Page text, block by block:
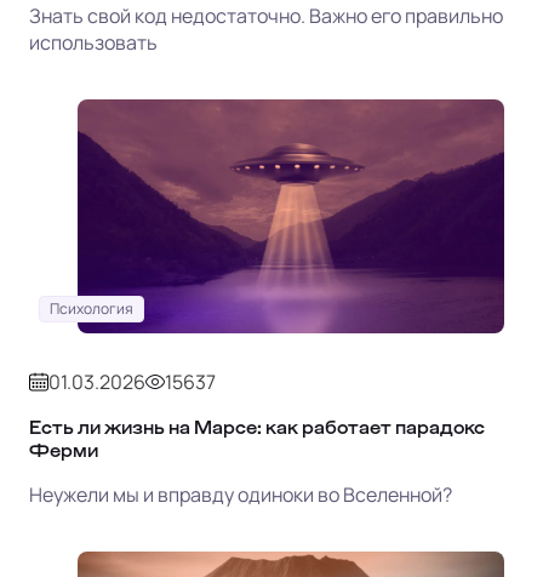
Знать свой код недостаточно. Важно его правильно
использовать
Психология
01.03.2026 15637
Есть ли жизнь на Марсе: как работает парадокс
Ферми
Неужели мы и вправду одиноки во Вселенной?